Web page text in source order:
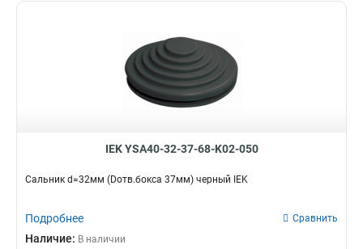
IEK YSA40-32-37-68-K02-050
Сальник d=32мм (Dотв.бокса 37мм) черный IEK
Подробнее Сравнить
Наличие: В наличии